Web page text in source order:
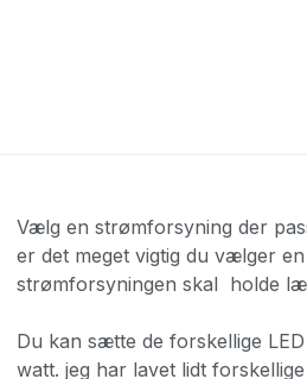
Vælg en strømforsyning der
er det meget vigtig du vælger
strømforsyningen skal holde
Du kan sætte de forskellige
watt. jeg har lavet lidt